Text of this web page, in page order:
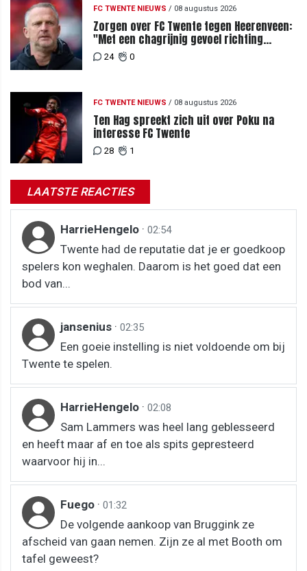
FC TWENTE NIEUWS / 08 augustus 2026
Zorgen over FC Twente tegen Heerenveen:
"Met een chagrijnig gevoel richting
Slowakije"
24 0
FC TWENTE NIEUWS / 08 augustus 2026
Ten Hag spreekt zich uit over Poku na
interesse FC Twente
28 1
LAATSTE REACTIES
HarrieHengelo · 02:54
Twente had de reputatie dat je er goedkoop
spelers kon weghalen. Daarom is het goed dat een
bod van...
jansenius · 02:35
Een goeie instelling is niet voldoende om bij
Twente te spelen.
HarrieHengelo · 02:08
Sam Lammers was heel lang geblesseerd
en heeft maar af en toe als spits gepresteerd
waarvoor hij in...
Fuego · 01:32
De volgende aankoop van Bruggink ze
afscheid van gaan nemen. Zijn ze al met Booth om
tafel geweest?